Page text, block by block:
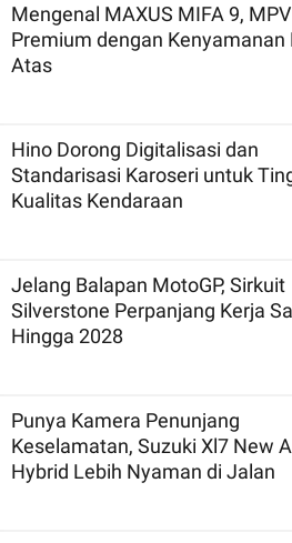
Mengenal MAXUS MIFA 9,
Premium dengan Kenyamanan
Atas
Hino Dorong Digitalisasi dan
Standarisasi Karoseri untuk
Kualitas Kendaraan
Jelang Balapan MotoGP, Sirkuit
Silverstone Perpanjang Kerja
Hingga 2028
Punya Kamera Penunjang
Keselamatan, Suzuki Xl7 New
Hybrid Lebih Nyaman di Jalan